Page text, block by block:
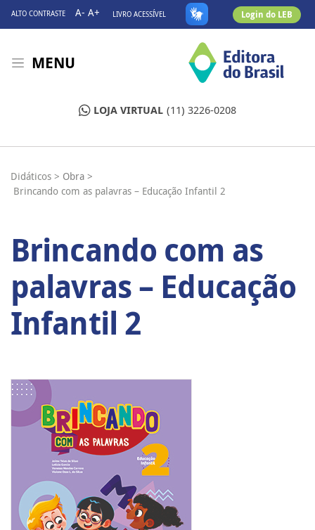
ALTO CONTRASTE A- A+ LIVRO ACESSÍVEL Login do LEB
MENU
LOJA VIRTUAL (11) 3226-0208
Didáticos > Obra >
Brincando com as palavras – Educação Infantil 2
Brincando com as
palavras – Educação
Infantil 2